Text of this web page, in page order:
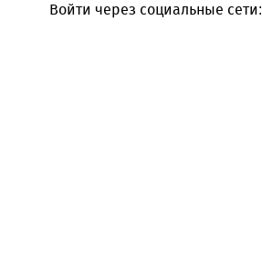
Войти через социальные сети: